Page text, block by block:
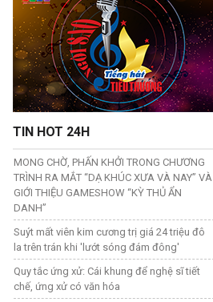
TIN HOT 24H
MONG CHỜ, PHẤN KHỞI TRONG CHƯƠNG
TRÌNH RA MẮT “DẠ KHÚC XƯA VÀ NAY” VÀ
GIỚI THIỆU GAMESHOW “KỲ THỦ ẨN
DANH”
Suýt mất viên kim cương trị giá 24 triệu đô
la trên trán khi 'lướt sóng đám đông'
Quy tắc ứng xử: Cái khung để nghệ sĩ tiết
chế, ứng xử có văn hóa